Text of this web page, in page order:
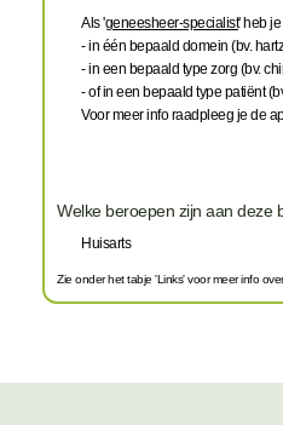
Als 'geneesheer-specialist' heb
- in één bepaald domein (bv.
- in een bepaald type zorg (bv.
- of in een bepaald type patiënt
Voor meer info raadpleeg je de
Welke beroepen zijn aan deze
Huisarts
Zie onder het tabje 'Links' voor meer info